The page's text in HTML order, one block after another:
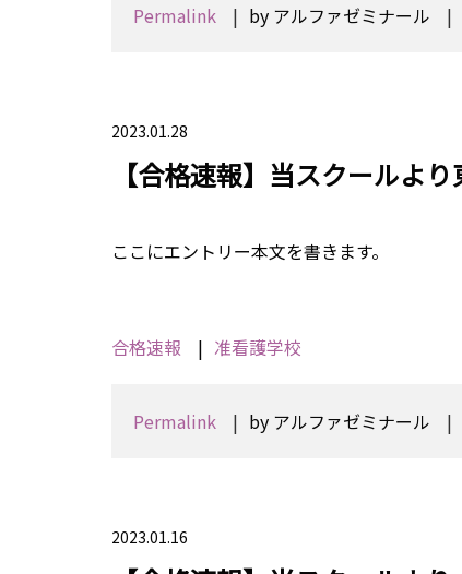
Permalink by アルファゼミナール
2023.01.28
【合格速報】当スクールよ
ここにエントリー本文を書きます。
合格速報 准看護学校
Permalink by アルファゼミナール
2023.01.16